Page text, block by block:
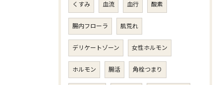
くすみ 血流 血行 酸素
腸内フローラ 肌荒れ
デリケートゾーン 女性ホルモン
ホルモン 腸活 角栓つまり